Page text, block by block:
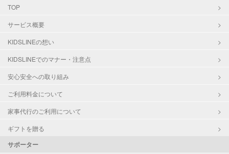
TOP
サービス概要
KIDSLINEの想い
KIDSLINEでのマナー・注意点
安心安全への取り組み
ご利用料金について
家事代行のご利用について
ギフトを贈る
サポーター